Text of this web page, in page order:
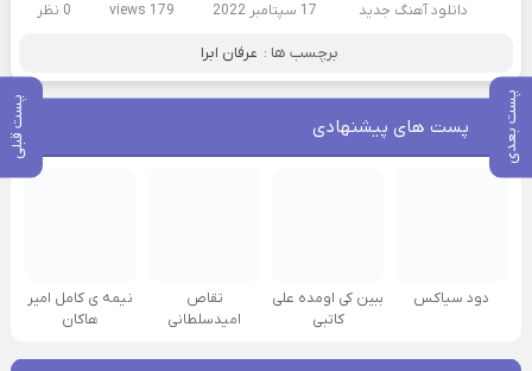
پست بعدی پست قبلی
دانلود آهنگ جدید 17 سپتامبر 2022 179 views 0 نظر
برچسب ها : عرفان ابرا
پست های پیشنهادی
دود سیاکس
ببین کی اومده علی
کاتبی
تقاص
امیدسلطانی
نیمه ی کامل امیر
هاکان